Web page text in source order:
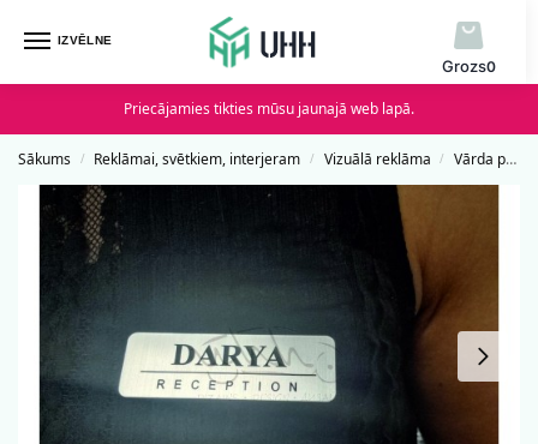
IZVĒLNE
0
Priecājamies tikties mūsu jaunajā web lapā.
Sākums / Reklāmai, svētkiem, interjeram / Vizuālā reklāma / Vārda piespraude ar magnētu